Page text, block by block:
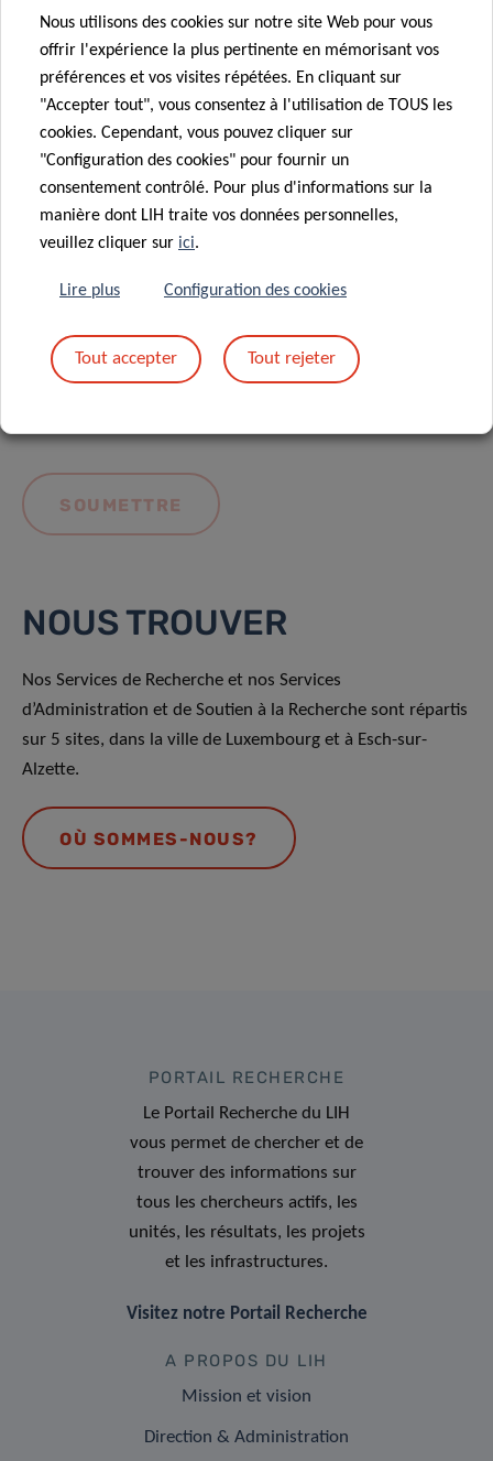
Message*
En envoyant votre message, vous acceptez
politique de confidentialité du LIH.
NOUS TROUVER
Nos Services de Recherche et nos Services
d’Administration et de Soutien à la Recherche sont répartis
sur 5 sites, dans la ville de Luxembourg et à Esch-sur-
Alzette.
OÙ SOMMES-NOUS?
PORTAIL RECHERCHE
Le Portail Recherche du LIH
vous permet de chercher et de
trouver des informations sur
tous les chercheurs actifs, les
unités, les résultats, les projets
et les infrastructures.
Visitez notre Portail Recherche
A PROPOS DU LIH
Mission et vision
Direction & Administration
Nous utilisons des cookies sur notre site Web pour vous
offrir l'expérience la plus pertinente en mémorisant vos
préférences et vos visites répétées. En cliquant sur
"Accepter tout", vous consentez à l'utilisation de TOUS les
cookies. Cependant, vous pouvez cliquer sur
"Configuration des cookies" pour fournir un
consentement contrôlé. Pour plus d'informations sur la
manière dont LIH traite vos données personnelles,
veuillez cliquer sur ici.
Lire plus Configuration des cookies
Tout accepter Tout rejeter